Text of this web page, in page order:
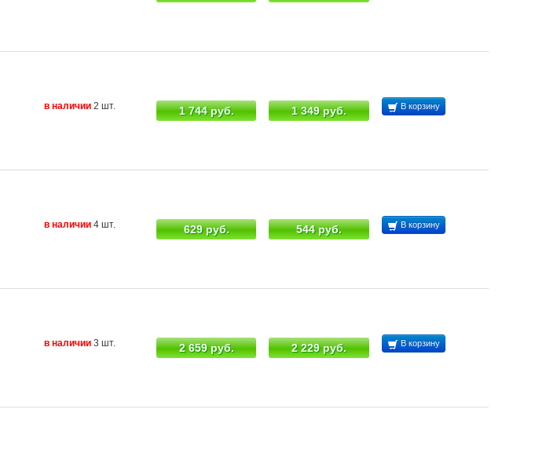
в наличии 2 шт. 1 744 руб. 1 349 руб. В корзину
в наличии 4 шт. 629 руб. 544 руб. В корзину
в наличии 3 шт. 2 659 руб. 2 229 руб. В корзину